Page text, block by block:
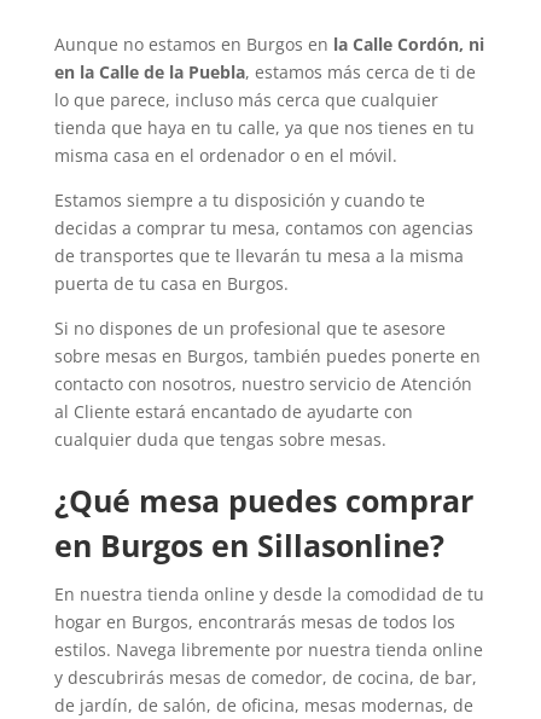
Aunque no estamos en Burgos en la Calle Cordón, ni
en la Calle de la Puebla, estamos más cerca de ti de
lo que parece, incluso más cerca que cualquier
tienda que haya en tu calle, ya que nos tienes en tu
misma casa en el ordenador o en el móvil.
Estamos siempre a tu disposición y cuando te
decidas a comprar tu mesa, contamos con agencias
de transportes que te llevarán tu mesa a la misma
puerta de tu casa en Burgos.
Si no dispones de un profesional que te asesore
sobre mesas en Burgos, también puedes ponerte en
contacto con nosotros, nuestro servicio de Atención
al Cliente estará encantado de ayudarte con
cualquier duda que tengas sobre mesas.
¿Qué mesa puedes comprar
en Burgos en Sillasonline?
En nuestra tienda online y desde la comodidad de tu
hogar en Burgos, encontrarás mesas de todos los
estilos. Navega libremente por nuestra tienda online
y descubrirás mesas de comedor, de cocina, de bar,
de jardín, de salón, de oficina, mesas modernas, de